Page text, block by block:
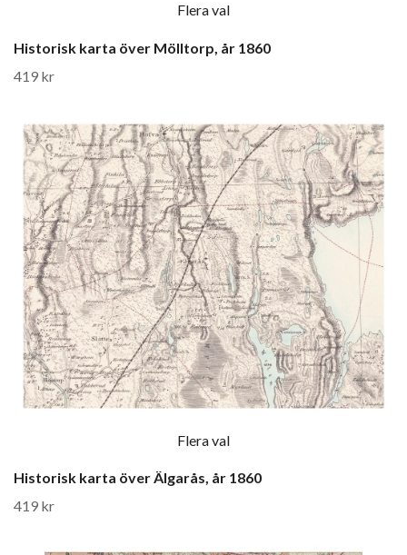
Flera val
Historisk karta över Mölltorp, år 1860
419 kr
Flera val
Historisk karta över Älgarås, år 1860
419 kr